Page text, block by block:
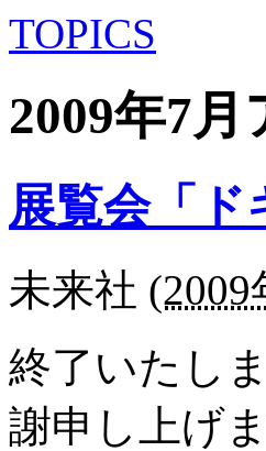
TOPICS
2009年7
展覧会「ド
未来社 (2009
終了いたし
謝申し上げま